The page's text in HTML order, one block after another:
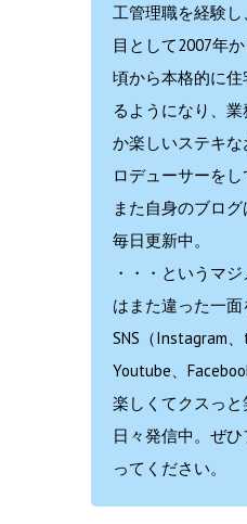
工管理職を経験
目として2007年
頃から本格的に
るようになり、
か楽しいステキ
ロデューサーをし
また自身のブロ
毎日更新中。
・・・というマ
はまた違った一面
SNS（Instagram、
Youtube、
楽しくてクスっ
日々発信中。ぜ
ってください。